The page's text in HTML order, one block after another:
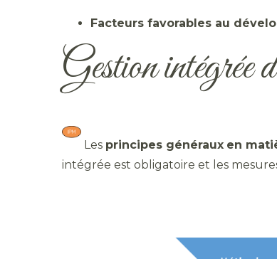
Facteurs favorables au
Gestion intégrée
​ Les principes généraux en
intégrée est obligatoire et les